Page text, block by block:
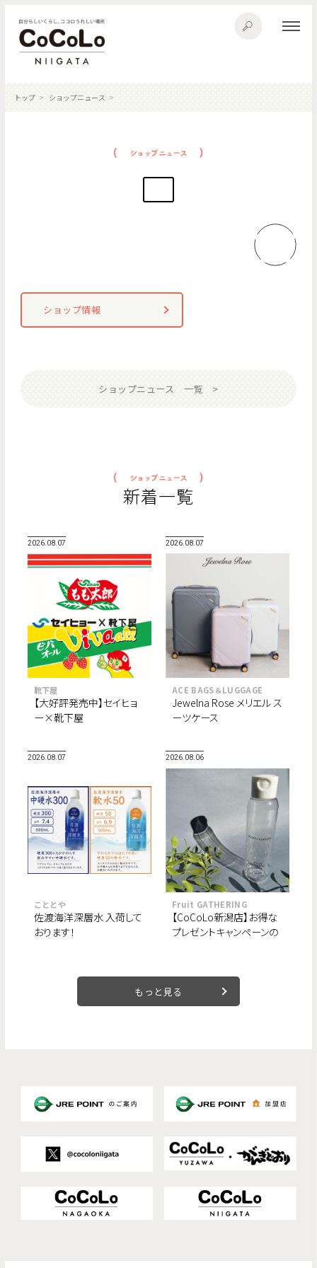
トップ ショップニュース
ショップ情報
ショップニュース 一覧
新着一覧
2026.08.07
靴下屋
【大好評発売中】セイヒョ
ー×靴下屋
2026.08.07
ACE BAGS＆LUGGAGE
Jewelna Rose メリエル ス
ーツケース
2026.08.07
こととや
佐渡海洋深層水 入荷して
おります！
2026.08.06
Fruit GATHERING
【CoCoLo新潟店】お得な
プレゼントキャンペーンの
もっと見る